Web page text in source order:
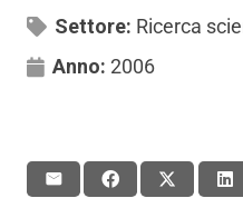
Settore: Ricerca
Anno: 2006